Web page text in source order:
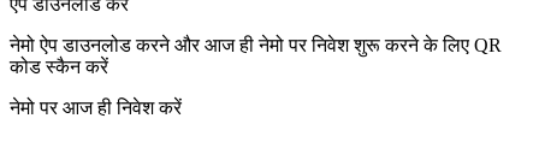
ऐप डाउनलोड करें
नेमो ऐप डाउनलोड करने और आज ही नेमो पर निवेश शुरू करने के लिए QR
कोड स्कैन करें
नेमो पर आज ही निवेश करें